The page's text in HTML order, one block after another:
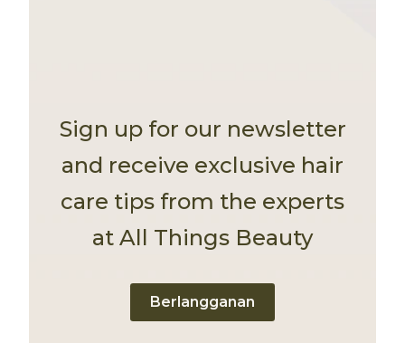
Sign up for our newsletter
and receive exclusive hair
care tips from the experts
at All Things Beauty
Berlangganan